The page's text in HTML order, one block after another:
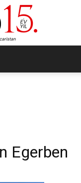
Egerben